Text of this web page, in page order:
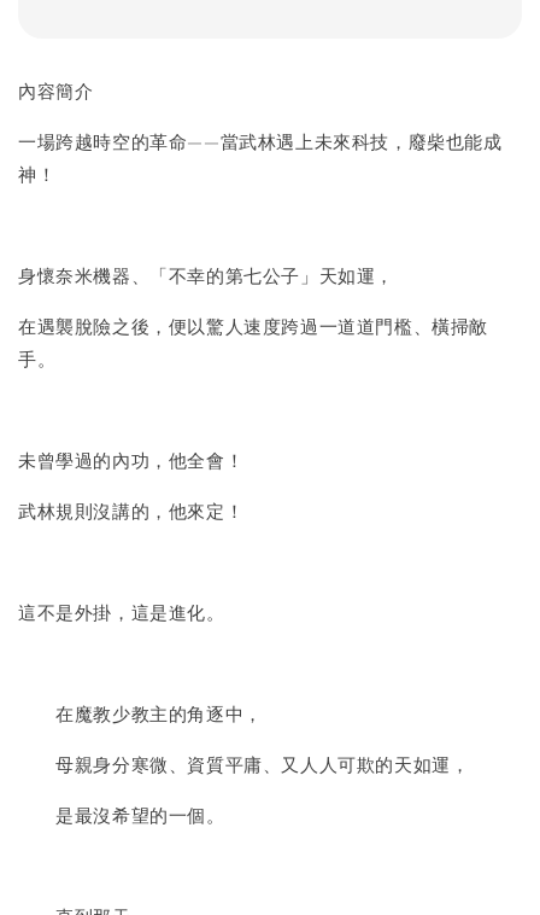
內容簡介
一場跨越時空的革命——當武林遇上未來科技，廢柴也能成
神！
身懷奈米機器、「不幸的第七公子」天如運，
在遇襲脫險之後，便以驚人速度跨過一道道門檻、橫掃敵
手。
未曾學過的內功，他全會！
武林規則沒講的，他來定！
這不是外掛，這是進化。
在魔教少教主的角逐中，
母親身分寒微、資質平庸、又人人可欺的天如運，
是最沒希望的一個。